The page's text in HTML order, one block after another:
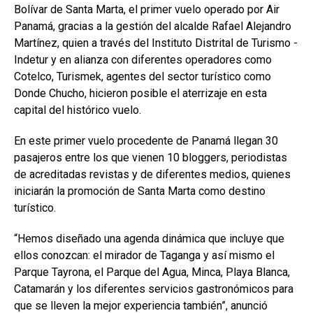
Bolívar de Santa Marta, el primer vuelo operado por Air
Panamá, gracias a la gestión del alcalde Rafael Alejandro
Martínez, quien a través del Instituto Distrital de Turismo -
Indetur y en alianza con diferentes operadores como
Cotelco, Turismek, agentes del sector turístico como
Donde Chucho, hicieron posible el aterrizaje en esta
capital del histórico vuelo.
En este primer vuelo procedente de Panamá llegan 30
pasajeros entre los que vienen 10 bloggers, periodistas
de acreditadas revistas y de diferentes medios, quienes
iniciarán la promoción de Santa Marta como destino
turístico.
“Hemos diseñado una agenda dinámica que incluye que
ellos conozcan: el mirador de Taganga y así mismo el
Parque Tayrona, el Parque del Agua, Minca, Playa Blanca,
Catamarán y los diferentes servicios gastronómicos para
que se lleven la mejor experiencia también”, anunció